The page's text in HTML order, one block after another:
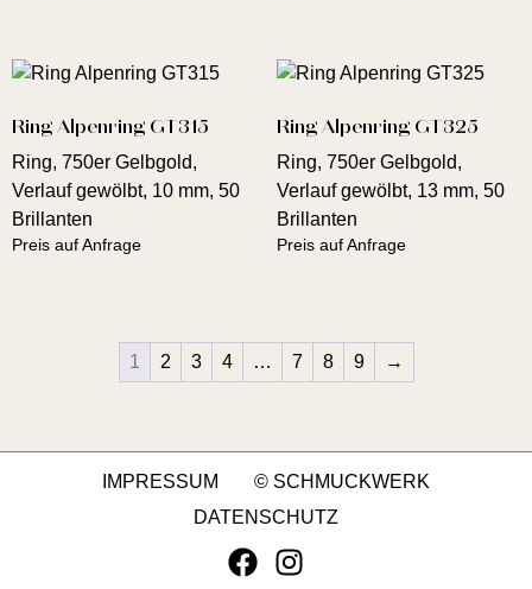
Ring Alpenring GT315
Ring, 750er Gelbgold,
Verlauf gewölbt, 10 mm, 50
Brillanten
Preis auf Anfrage
Ring Alpenring GT325
Ring, 750er Gelbgold,
Verlauf gewölbt, 13 mm, 50
Brillanten
Preis auf Anfrage
1 2 3 4 … 7 8 9 →
IMPRESSUM
© SCHMUCKWERK
DATENSCHUTZ